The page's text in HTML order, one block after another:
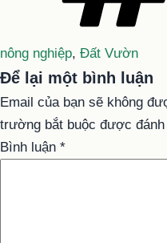
nông nghiệp, Đất Vườn
Để lại một bình luận
Email của bạn sẽ không
trường bắt buộc được đánh
Bình luận *